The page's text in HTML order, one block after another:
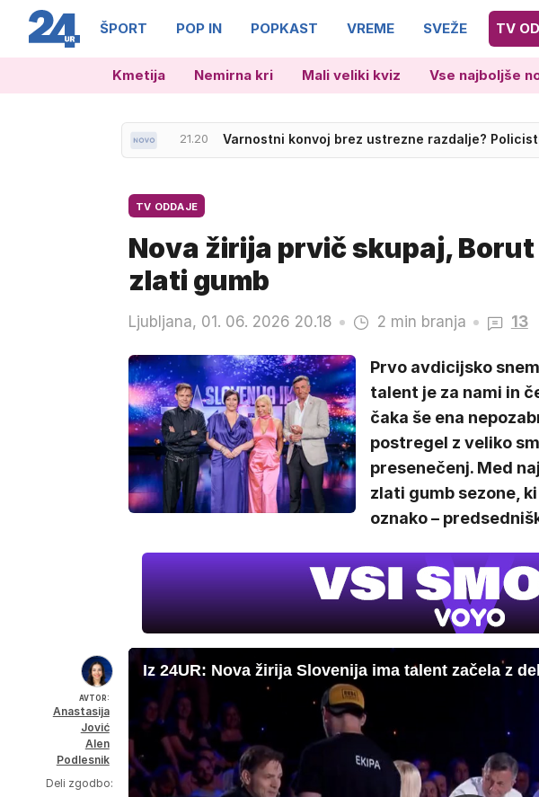
NOVICE ŠPORT POP IN POPKAST VREME SVEŽE TV
Kmetija Nemirna kri Mali veliki kviz Vse najboljše
21.20 Varnostni konvoj brez ustrezne razdalje?
21.33 Več mrtvih v streljanju v Severni Karolini
TV ODDAJE
Nova žirija prvič skupaj,
zlati gumb
Ljubljana, 01. 06. 2026 20.18 2 min branja 13
Prvo avdicijsko
talent je za nami in
čaka še ena
postregel z veliko
presenečenj. Med
zlati gumb sezone,
oznako –
AVTOR:
Anastasija
Jović
Alen
Podlesnik
Deli zgodbo:
Iz 24UR: Nova žirija Slovenija ima talent začela z